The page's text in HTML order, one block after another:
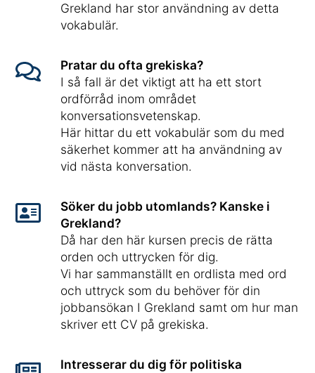
Grekland har stor användning av detta
vokabulär.
Pratar du ofta grekiska?
I så fall är det viktigt att ha ett stort
ordförråd inom området
konversationsvetenskap.
Här hittar du ett vokabulär som du med
säkerhet kommer att ha användning av
vid nästa konversation.
Söker du jobb utomlands? Kanske i
Grekland?
Då har den här kursen precis de rätta
orden och uttrycken för dig.
Vi har sammanställt en ordlista med ord
och uttryck som du behöver för din
jobbansökan I Grekland samt om hur man
skriver ett CV på grekiska.
Intresserar du dig för politiska